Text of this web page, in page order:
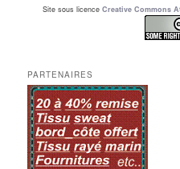
Site sous licence Creative Commons
PARTENAIRES